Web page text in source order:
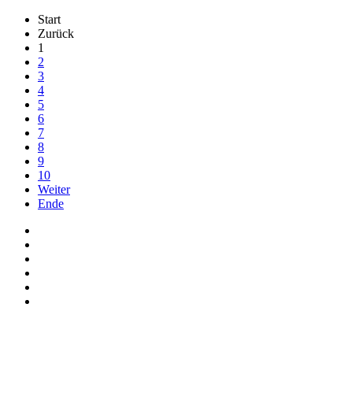
Start
Zurück
1
2
3
4
5
6
7
8
9
10
Weiter
Ende